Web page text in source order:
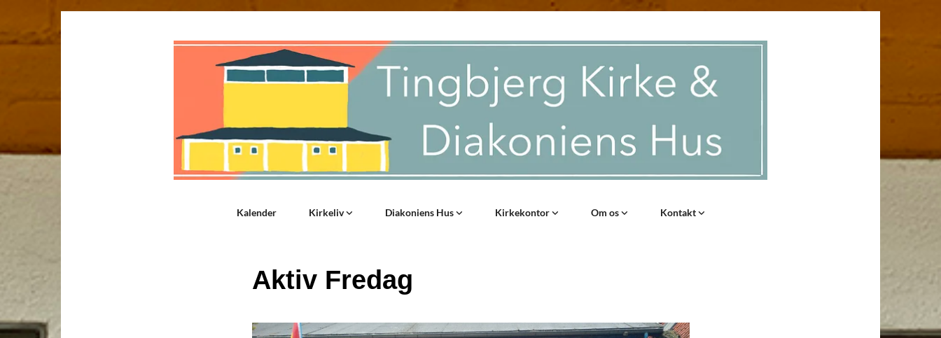
Kalender Kirkeliv Diakoniens Hus Kirkekontor Om os Kontakt
Aktiv Fredag